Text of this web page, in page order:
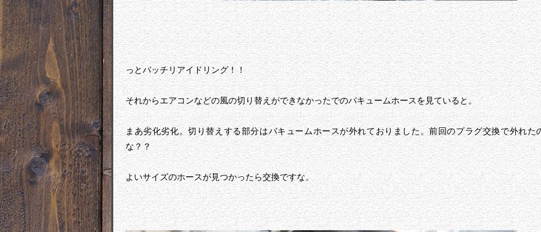
っとバッチリアイドリング！！
それからエアコンなどの風の切り替えができなかったでのバキュームホースを見ていると。
まあ劣化劣化。切り替えする部分はバキュームホースが外れておりました。前回のプラグ交換で外れた
な？？
よいサイズのホースが見つかったら交換ですな。